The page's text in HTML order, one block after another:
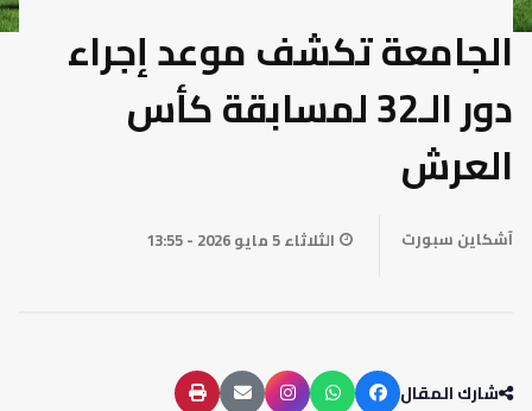
الجامعة تكشف موعد إجراء
دور الـ32 لمسابقة كأس
العرش
آشكاين سبورت الثلاثاء 5 مايو 2026 - 13:55
شارك المقال